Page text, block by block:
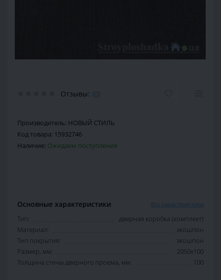
Отзывы: (0)
Производитель: НОВЫЙ СТИЛЬ
Код товара: 15932746
Наличие: Ожидаем поступления
Основные характеристики Все характеристики
Тип:
дверная коробка (комплект)
Материал:
экошпон
Тип покрытия:
экошпон
Размер, мм:
2050х100
Толщина стены дверного проема, мм:
100